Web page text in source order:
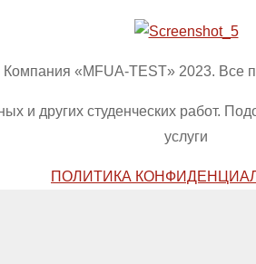
Компания «MFUA-TEST» 2023. Все
и других студенческих работ.
услуги
ПОЛИТИКА